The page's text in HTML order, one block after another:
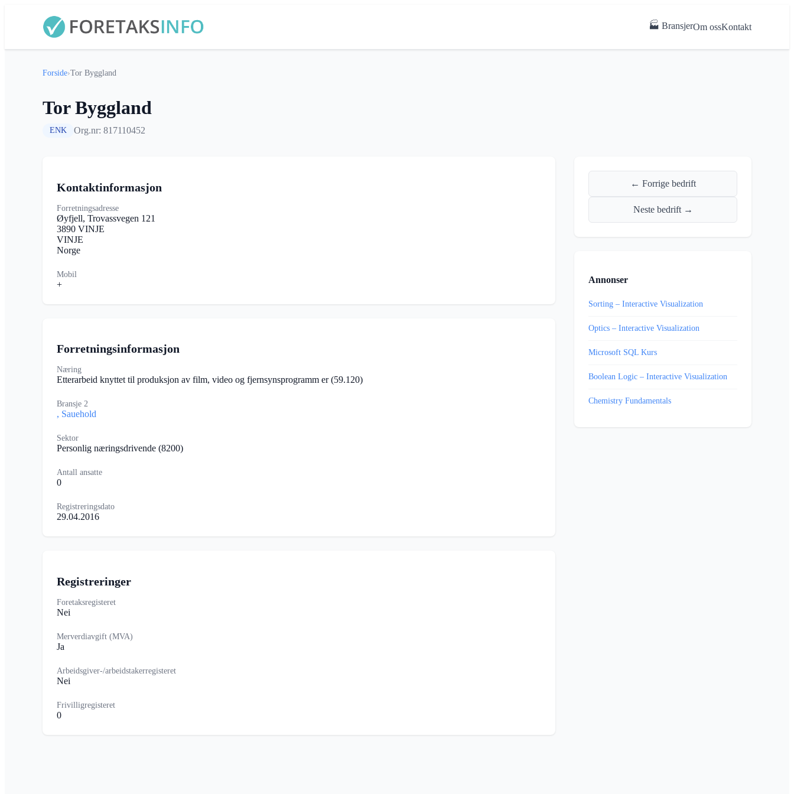
🏭 BransjerOm ossKontakt
Forside›Tor Byggland
Tor Byggland
ENK Org.nr: 817110452
Kontaktinformasjon
Forretningsadresse
Øyfjell, Trovassvegen 121
3890 VINJE
VINJE
Norge
Mobil
+
Forretningsinformasjon
Næring
Etterarbeid knyttet til produksjon av film, video og fjernsynsprogramm er(59.120)
Bransje 2
, Sauehold
Sektor
Personlig næringsdrivende (8200)
Antall ansatte
0
Registreringsdato
29.04.2016
Registreringer
Foretaksregisteret
Nei
Merverdiavgift (MVA)
Ja
Arbeidsgiver-/arbeidstakerregisteret
Nei
Frivilligregisteret
0
← Forrige bedrift
Neste bedrift →
Annonser
Sorting – Interactive Visualization
Optics – Interactive Visualization
Microsoft SQL Kurs
Boolean Logic – Interactive Visualization
Chemistry Fundamentals